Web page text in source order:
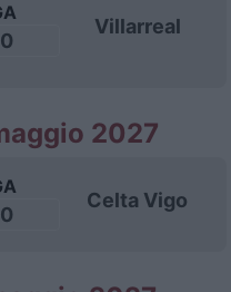
Villarreal
2027
Celta Vigo